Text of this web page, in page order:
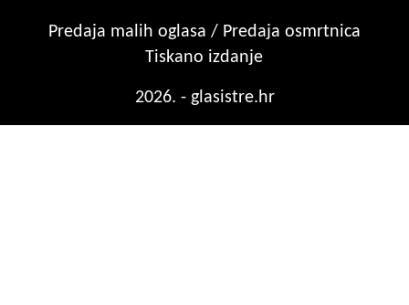
Predaja malih oglasa / Predaja osmrtnica
Tiskano izdanje
2026. - glasistre.hr